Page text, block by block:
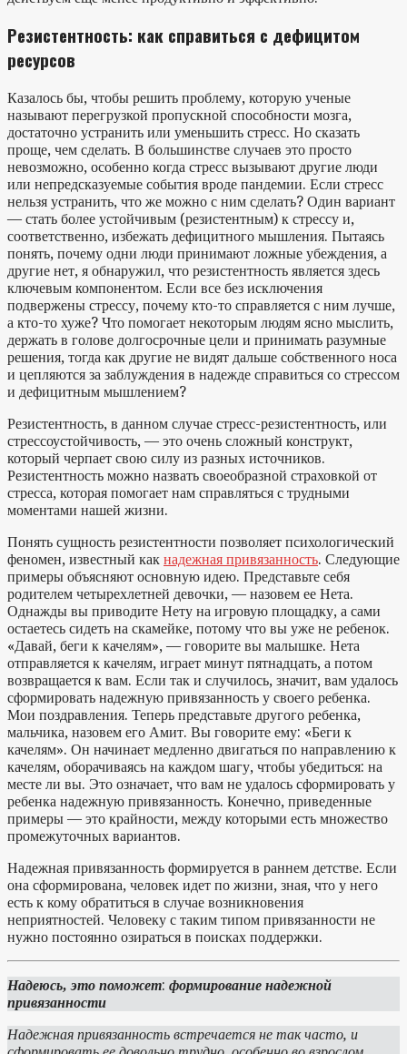
Резистентность: как справиться с дефицитом
ресурсов
Казалось бы, чтобы решить проблему, которую ученые
называют перегрузкой пропускной способности мозга,
достаточно устранить или уменьшить стресс. Но сказать
проще, чем сделать. В большинстве случаев это просто
невозможно, особенно когда стресс вызывают другие люди
или непредсказуемые события вроде пандемии. Если стресс
нельзя устранить, что же можно с ним сделать? Один вариант
— стать более устойчивым (резистентным) к стрессу и,
соответственно, избежать дефицитного мышления. Пытаясь
понять, почему одни люди принимают ложные убеждения, а
другие нет, я обнаружил, что резистентность является здесь
ключевым компонентом. Если все без исключения
подвержены стрессу, почему кто-то справляется с ним лучше,
а кто-то хуже? Что помогает некоторым людям ясно мыслить,
держать в голове долгосрочные цели и принимать разумные
решения, тогда как другие не видят дальше собственного носа
и цепляются за заблуждения в надежде справиться со стрессом
и дефицитным мышлением?
Резистентность, в данном случае стресс-резистентность, или
стрессоустойчивость, — это очень сложный конструкт,
который черпает свою силу из разных источников.
Резистентность можно назвать своеобразной страховкой от
стресса, которая помогает нам справляться с трудными
моментами нашей жизни.
Понять сущность резистентности позволяет психологический
феномен, известный как надежная привязанность. Следующие
примеры объясняют основную идею. Представьте себя
родителем четырехлетней девочки, — назовем ее Нета.
Однажды вы приводите Нету на игровую площадку, а сами
остаетесь сидеть на скамейке, потому что вы уже не ребенок.
«Давай, беги к качелям», — говорите вы малышке. Нета
отправляется к качелям, играет минут пятнадцать, а потом
возвращается к вам. Если так и случилось, значит, вам удалось
сформировать надежную привязанность у своего ребенка.
Мои поздравления. Теперь представьте другого ребенка,
мальчика, назовем его Амит. Вы говорите ему: «Беги к
качелям». Он начинает медленно двигаться по направлению к
качелям, оборачиваясь на каждом шагу, чтобы убедиться: на
месте ли вы. Это означает, что вам не удалось сформировать у
ребенка надежную привязанность. Конечно, приведенные
примеры — это крайности, между которыми есть множество
промежуточных вариантов.
Надежная привязанность формируется в раннем детстве. Если
она сформирована, человек идет по жизни, зная, что у него
есть к кому обратиться в случае возникновения
неприятностей. Человеку с таким типом привязанности не
нужно постоянно озираться в поисках поддержки.
Надеюсь, это поможет: формирование надежной
привязанности
Надежная привязанность встречается не так часто, и